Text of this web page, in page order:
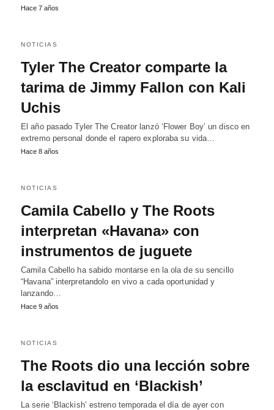
Hace 7 años
NOTICIAS
Tyler The Creator comparte la
tarima de Jimmy Fallon con Kali
Uchis
El año pasado Tyler The Creator lanzó ‘Flower Boy’ un disco en
extremo personal donde el rapero exploraba su vida…
Hace 8 años
NOTICIAS
Camila Cabello y The Roots
interpretan «Havana» con
instrumentos de juguete
Camila Cabello ha sabido montarse en la ola de su sencillo
“Havana” interpretandolo en vivo a cada oportunidad y
lanzando…
Hace 9 años
NOTICIAS
The Roots dio una lección sobre
la esclavitud en ‘Blackish’
La serie ‘Blackish’ estreno temporada el día de ayer con